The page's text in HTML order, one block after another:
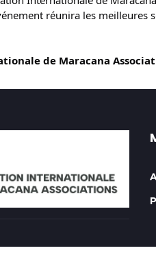
réunira les
de Maracana